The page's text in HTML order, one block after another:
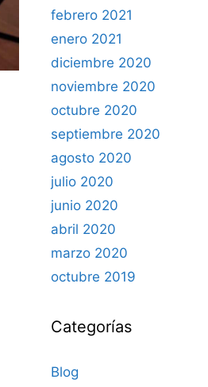
febrero 2021
enero 2021
diciembre 2020
noviembre 2020
octubre 2020
septiembre 2020
agosto 2020
julio 2020
junio 2020
abril 2020
marzo 2020
octubre 2019
Categorías
Blog